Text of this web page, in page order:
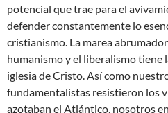
potencial que trae para el
defender constantemente lo
cristianismo. La marea
humanismo y el liberalismo tiene
iglesia de Cristo. Así como
fundamentalistas resistieron los
azotaban el Atlántico, nosotros